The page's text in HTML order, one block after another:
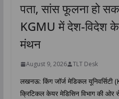
पता, सांस फूलना हो
KGMU में देश-विदेश के
मंथन
August 9, 2026 TLT Desk
लखनऊ: किंग जॉर्ज मेडिकल यूनिवर्सिटी
क्रिटिकल केयर मेडिसिन विभाग की